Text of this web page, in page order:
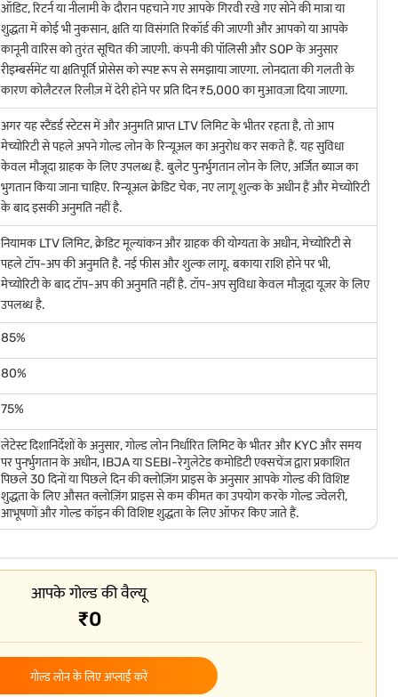
मानकों को समझने से आपको सोच-समझकर निर्णय लेने और ज्वेलरी को आत्मविश्वास के
करें.
कम महंगा और खरोंच के प्रति अधिक प्रतिरोधी होता है, जिससे यह उंगलियों,
है और यह बुलियन की कीमत के साथ बेहतर तरीके से अलाइन होता है. कम कैरेट गोल्ड
क्योंकि गोल्ड कंटेंट का मूल्य उच्च कैरेट विकल्पों से कम है. मेकिंग चार्जेस आमतौर पर
की कीमत में कोई बदलाव न हो, फिर भी मेकिंग चार्ज अधिक होने से ज्वेलरी की कुल
मिलती है.
प्रदान किए जाते हैं, इसलिए 9 कैरेट दर में बदलाव उधारकर्ताओं को यह समझने में मदद
मौजूदा मार्केट दर और योग्य गोल्ड की शुद्धता के आधार पर की जाती है.सबसे कम
साथ कैसे काम करती हैं, बेहतर फाइनेंशियल प्लानिंग को सपोर्ट करती है.
ऑडिट, रिटर्न या नीलामी के दौरान पहचाने गए आपके गिरवी रखे गए सोने की मात्रा या
शुद्धता में कोई भी नुकसान, क्षति या विसंगति रिकॉर्ड की जाएगी और आपको या आपके
कानूनी वारिस को तुरंत सूचित की जाएगी. कंपनी की पॉलिसी और SOP के अनुसार
रीइम्बर्समेंट या क्षतिपूर्ति प्रोसेस को स्पष्ट रूप से समझाया जाएगा. लोनदाता की गलती के
कारण कोलैटरल रिलीज़ में देरी होने पर प्रति दिन ₹5,000 का मुआवज़ा दिया जाएगा.
अगर यह स्टैंडर्ड स्टेटस में और अनुमति प्राप्त LTV लिमिट के भीतर रहता है, तो आप
मेच्योरिटी से पहले अपने गोल्ड लोन के रिन्यूअल का अनुरोध कर सकते हैं. यह सुविधा
केवल मौजूदा ग्राहक के लिए उपलब्ध है. बुलेट पुनर्भुगतान लोन के लिए, अर्जित ब्याज का
भुगतान किया जाना चाहिए. रिन्यूअल क्रेडिट चेक, नए लागू शुल्क के अधीन हैं और मेच्योरिटी
के बाद इसकी अनुमति नहीं है.
नियामक LTV लिमिट, क्रेडिट मूल्यांकन और ग्राहक की योग्यता के अधीन, मेच्योरिटी से
पहले टॉप-अप की अनुमति है. नई फीस और शुल्क लागू. बकाया राशि होने पर भी,
मेच्योरिटी के बाद टॉप-अप की अनुमति नहीं है. टॉप-अप सुविधा केवल मौजूदा यूज़र के लिए
उपलब्ध है.
85%
80%
75%
लेटेस्ट दिशानिर्देशों के अनुसार, गोल्ड लोन निर्धारित लिमिट के भीतर और KYC और समय
पर पुनर्भुगतान के अधीन, IBJA या SEBI-रेगुलेटेड कमोडिटी एक्सचेंज द्वारा प्रकाशित
पिछले 30 दिनों या पिछले दिन की क्लोज़िंग प्राइस के अनुसार आपके गोल्ड की विशिष्ट
शुद्धता के लिए औसत क्लोज़िंग प्राइस से कम कीमत का उपयोग करके गोल्ड ज्वेलरी,
आभूषणों और गोल्ड कॉइन की विशिष्ट शुद्धता के लिए ऑफर किए जाते हैं.
आपके गोल्ड की वैल्यू
₹0
गोल्ड लोन के लिए अप्लाई करें